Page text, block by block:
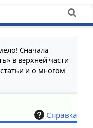
Сначала
в верхней части
и о многом
Справка